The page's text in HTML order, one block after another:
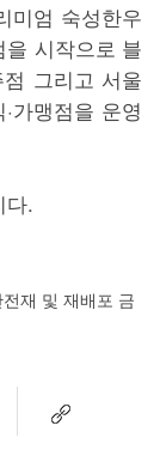
미엄 숙성한우
시작으로 블
그리고 서울
가맹점을 운영
다.
재 및 재배포 금